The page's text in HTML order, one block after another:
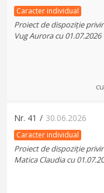
Caracter individual
Proiect de dispoziție
Vug Aurora cu 01.07.2026
Nr. 41 / 30.06.2026
Caracter individual
Proiect de dispoziție
Matica Claudia cu